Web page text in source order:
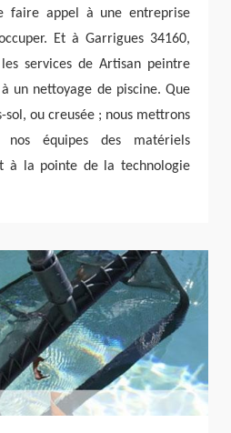
faire appel à une entreprise
Et à Garrigues 34160,
services de Artisan peintre
un nettoyage de piscine. Que
sol, ou creusée ; nous mettrons
équipes des matériels
à la pointe de la technologie